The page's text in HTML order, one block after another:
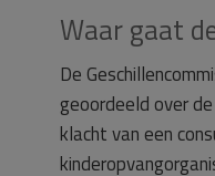
Waar gaat
De
geoordeeld over
klacht van een